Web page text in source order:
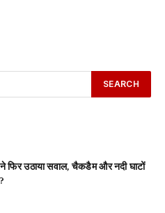
फिर उठाया सवाल, चैकडैम और नदी घाटों